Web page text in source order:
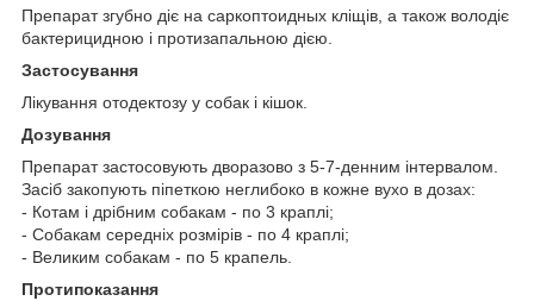
Препарат згубно діє на саркоптоидных кліщів, а також володіє
бактерицидною і протизапальною дією.
Застосування
Лікування отодектозу у собак і кішок.
Дозування
Препарат застосовують дворазово з 5-7-денним інтервалом.
Засіб закопують піпеткою неглибоко в кожне вухо в дозах:
- Котам і дрібним собакам - по 3 краплі;
- Собакам середніх розмірів - по 4 краплі;
- Великим собакам - по 5 крапель.
Протипоказання